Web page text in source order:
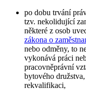
po dobu trvání
tzv. nekolidující
některé z osob
zákona o
nebo odměny, to
vykonává práci
pracovněprávní
bytového
rekvalifikaci,